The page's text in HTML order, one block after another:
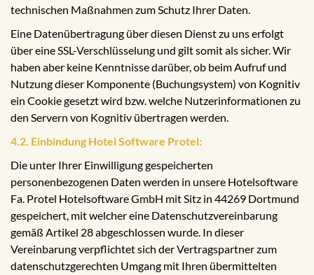
technischen Maßnahmen zum Schutz Ihrer Daten.
Eine Datenübertragung über diesen Dienst zu uns erfolgt
über eine SSL-Verschlüsselung und gilt somit als sicher. Wir
haben aber keine Kenntnisse darüber, ob beim Aufruf und
Nutzung dieser Komponente (Buchungsystem) von Kognitiv
ein Cookie gesetzt wird bzw. welche Nutzerinformationen zu
den Servern von Kognitiv übertragen werden.
4.2. Einbindung Hotel Software Protel:
Die unter Ihrer Einwilligung gespeicherten
personenbezogenen Daten werden in unsere Hotelsoftware
Fa. Protel Hotelsoftware GmbH mit Sitz in 44269 Dortmund
gespeichert, mit welcher eine Datenschutzvereinbarung
gemäß Artikel 28 abgeschlossen wurde. In dieser
Vereinbarung verpflichtet sich der Vertragspartner zum
datenschutzgerechten Umgang mit Ihren übermittelten